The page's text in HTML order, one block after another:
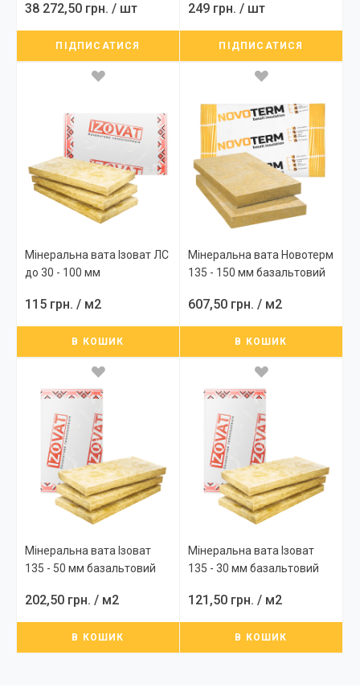
38 272,50 грн. / шт
ПІДПИСАТИСЯ
мінераловатних та
пінополістирольних плит
TF15, 25 кг
249 грн. / шт
ПІДПИСАТИСЯ
Мінеральна вата Ізоват ЛC
до 30 - 100 мм
плити теплоізоляційні
115 грн. / м2
В КОШИК
Мінеральна вата Новотерм
135 - 150 мм базальтовий
теплоізоляційні
607,50 грн. / м2
В КОШИК
Мінеральна вата Ізоват
135 - 50 мм базальтовий
теплоізоляційні
202,50 грн. / м2
В КОШИК
Мінеральна вата Ізоват
135 - 30 мм базальтовий
теплоізоляційні
121,50 грн. / м2
В КОШИК